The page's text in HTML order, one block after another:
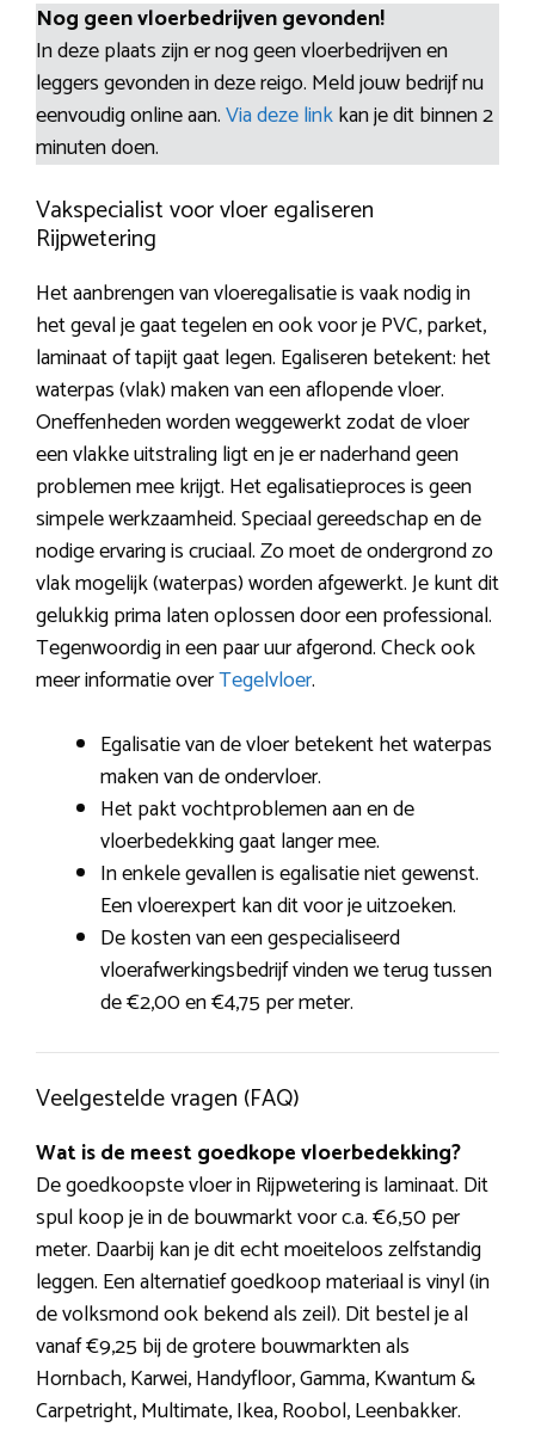
Nog geen vloerbedrijven gevonden!
In deze plaats zijn er nog geen vloerbedrijven en
leggers gevonden in deze reigo. Meld jouw bedrijf nu
eenvoudig online aan.Via deze linkkan je dit binnen 2
minuten doen.
Vakspecialist voor vloer egaliseren
Rijpwetering
Het aanbrengen van vloeregalisatie is vaak nodig in
het geval je gaat tegelen en ook voor je PVC, parket,
laminaat of tapijt gaat legen. Egaliseren betekent: het
waterpas (vlak) maken van een aflopende vloer.
Oneffenheden worden weggewerkt zodat de vloer
een vlakke uitstraling ligt en je er naderhand geen
problemen mee krijgt. Het egalisatieproces is geen
simpele werkzaamheid. Speciaal gereedschap en de
nodige ervaring is cruciaal. Zo moet de ondergrond zo
vlak mogelijk (waterpas) worden afgewerkt. Je kunt dit
gelukkig prima laten oplossen door een professional.
Tegenwoordig in een paar uur afgerond. Check ook
meer informatie overTegelvloer.
Egalisatie van de vloer betekent het waterpas
maken van de ondervloer.
Het pakt vochtproblemen aan en de
vloerbedekking gaat langer mee.
In enkele gevallen is egalisatie niet gewenst.
Een vloerexpert kan dit voor je uitzoeken.
De kosten van een gespecialiseerd
vloerafwerkingsbedrijf vinden we terug tussen
de €2,00 en €4,75 per meter.
Veelgestelde vragen (FAQ)
Wat is de meest goedkope vloerbedekking?
De goedkoopste vloer in Rijpwetering is laminaat. Dit
spul koop je in de bouwmarkt voor c.a. €6,50 per
meter. Daarbij kan je dit echt moeiteloos zelfstandig
leggen. Een alternatief goedkoop materiaal is vinyl (in
de volksmond ook bekend als zeil). Dit bestel je al
vanaf €9,25 bij de grotere bouwmarkten als
Hornbach, Karwei, Handyfloor, Gamma, Kwantum &
Carpetright, Multimate, Ikea, Roobol, Leenbakker.